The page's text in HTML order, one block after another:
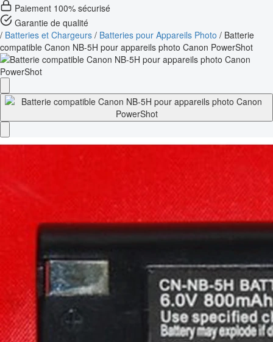
Paiement 100% sécurisé
Garantie de qualité
/ Batteries et Chargeurs / Batteries pour Appareils Photo / Batterie
compatible Canon NB-5H pour appareils photo Canon PowerShot